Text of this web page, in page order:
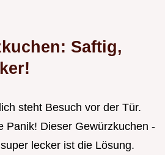
Saftig,
steht Besuch vor der Tür.
Panik! Dieser Gewürzkuchen -
lecker ist die Lösung.